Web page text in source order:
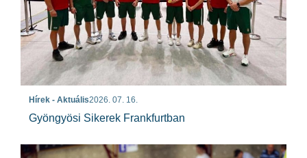
Hírek - Aktuális2026. 07. 16.
Gyöngyösi Sikerek Frankfurtban